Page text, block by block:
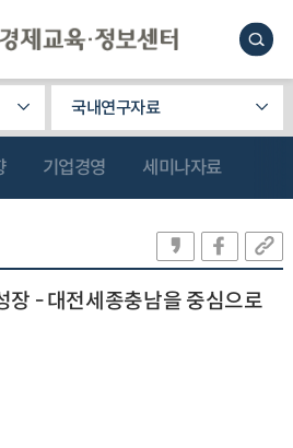
국내연구자료
기업경영 세미나자료
장 - 대전세종충남을 중심으로